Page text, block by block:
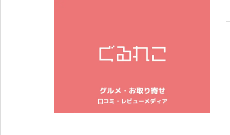
2024年春夏の新作オリジナルスマホケースは「紫陽花」